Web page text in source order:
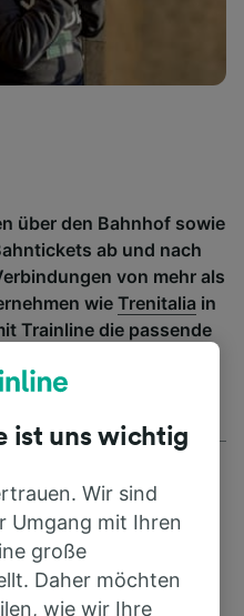
über den Bahnhof sowie
ab und nach
von mehr als
wie Trenitalia in
Trainline die passende
ist uns wichtig
Wir sind
Umgang mit Ihren
große
Daher möchten
wie wir Ihre